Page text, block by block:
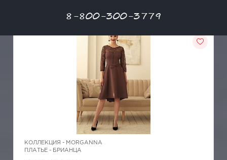
8-800-300-3779
КОЛЛЕКЦИЯ - MORGANNA
ПЛАТЬЕ - БРИАНЦА